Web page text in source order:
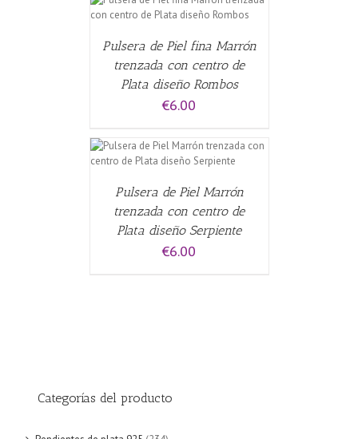
Pulsera de Piel fina Marrón
trenzada con centro de
Plata diseño Rombos
€6.00
Pulsera de Piel Marrón
trenzada con centro de
Plata diseño Serpiente
€6.00
Categorías del producto